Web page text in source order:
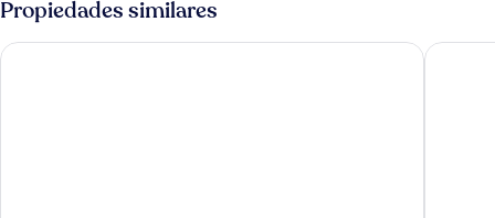
playa
vista
la
Propiedades similares
El Diablo y el Mar